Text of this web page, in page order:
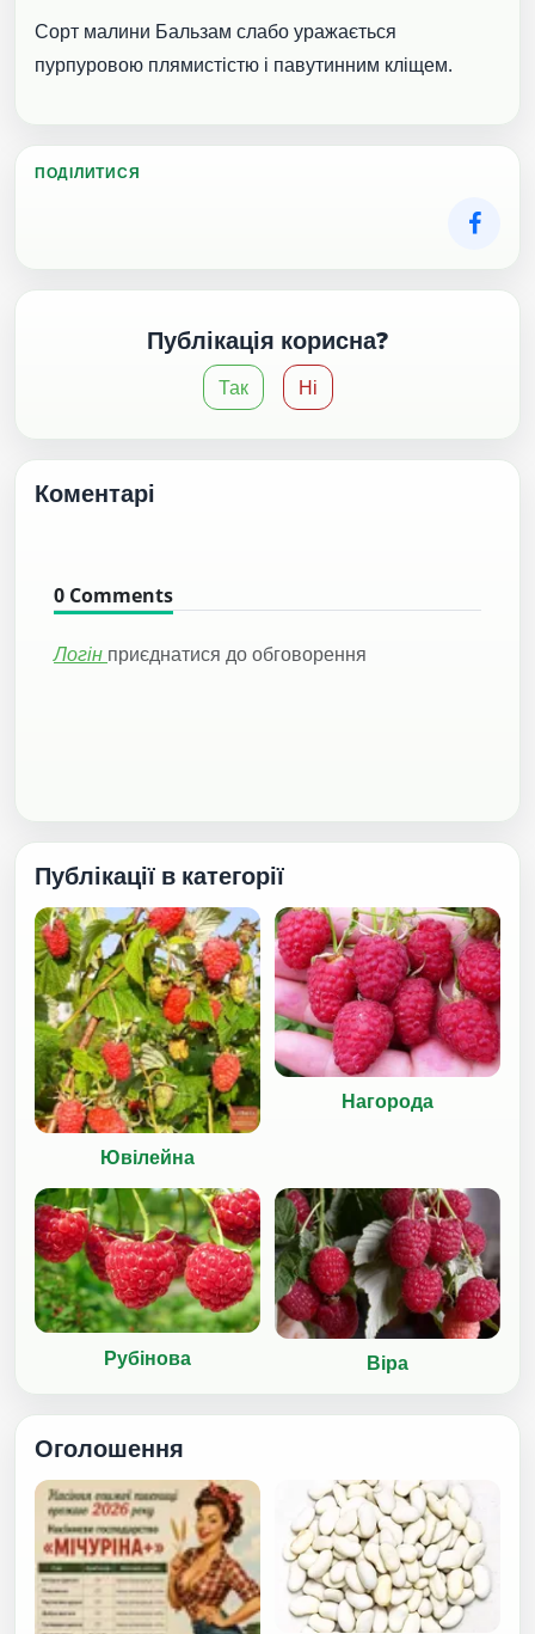
Сорт малини Бальзам слабо уражається
пурпуровою плямистістю і павутинним кліщем.
ПОДІЛИТИСЯ
Публікація корисна?
Так Ні
Коментарі
0 Comments
Логін приєднатися до обговорення
Публікації в категорії
Ювілейна
Нагорода
Рубінова Віра
Оголошення